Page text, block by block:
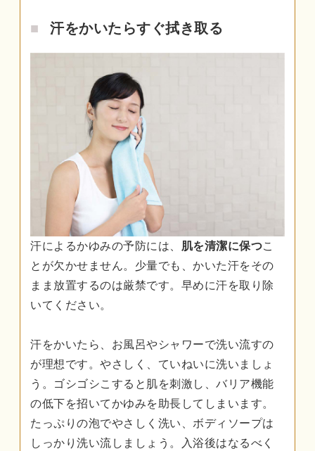
汗をかいたらすぐ拭き取る
汗によるかゆみの予防には、 肌を清潔に保つこ
とが欠かせません。少量でも、かいた汗をその
まま放置するのは厳禁です。早めに汗を取り除
いてください。
汗をかいたら、お風呂やシャワーで洗い流すの
が理想です。やさしく、ていねいに洗いましょ
う。ゴシゴシこすると肌を刺激し、バリア機能
の低下を招いてかゆみを助長してしまいます。
たっぷりの泡でやさしく洗い、ボディソープは
しっかり洗い流しましょう。入浴後はなるべく